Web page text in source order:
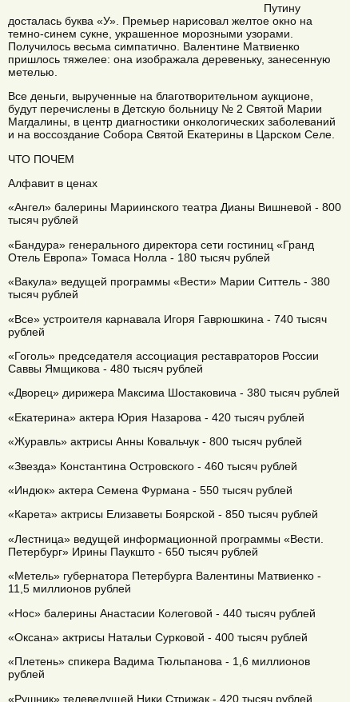
Путину
досталась буква «У». Премьер нарисовал желтое окно на
темно-синем сукне, украшенное морозными узорами.
Получилось весьма симпатично. Валентине Матвиенко
пришлось тяжелее: она изображала деревеньку, занесенную
метелью.
Все деньги, вырученные на благотворительном аукционе,
будут перечислены в Детскую больницу № 2 Святой Марии
Магдалины, в центр диагностики онкологических заболеваний
и на воссоздание Собора Святой Екатерины в Царском Селе.
ЧТО ПОЧЕМ
Алфавит в ценах
«Ангел» балерины Мариинского театра Дианы Вишневой - 800
тысяч рублей
«Бандура» генерального директора сети гостиниц «Гранд
Отель Европа» Томаса Нолла - 180 тысяч рублей
«Вакула» ведущей программы «Вести» Марии Ситтель - 380
тысяч рублей
«Все» устроителя карнавала Игоря Гаврюшкина - 740 тысяч
рублей
«Гоголь» председателя ассоциация реставраторов России
Саввы Ямщикова - 480 тысяч рублей
«Дворец» дирижера Максима Шостаковича - 380 тысяч рублей
«Екатерина» актера Юрия Назарова - 420 тысяч рублей
«Журавль» актрисы Анны Ковальчук - 800 тысяч рублей
«Звезда» Константина Островского - 460 тысяч рублей
«Индюк» актера Семена Фурмана - 550 тысяч рублей
«Карета» актрисы Елизаветы Боярской - 850 тысяч рублей
«Лестница» ведущей информационной программы «Вести.
Петербург» Ирины Паукшто - 650 тысяч рублей
«Метель» губернатора Петербурга Валентины Матвиенко -
11,5 миллионов рублей
«Нос» балерины Анастасии Колеговой - 440 тысяч рублей
«Оксана» актрисы Натальи Сурковой - 400 тысяч рублей
«Плетень» спикера Вадима Тюльпанова - 1,6 миллионов
рублей
«Рушник» телеведущей Ники Стрижак - 420 тысяч рублей